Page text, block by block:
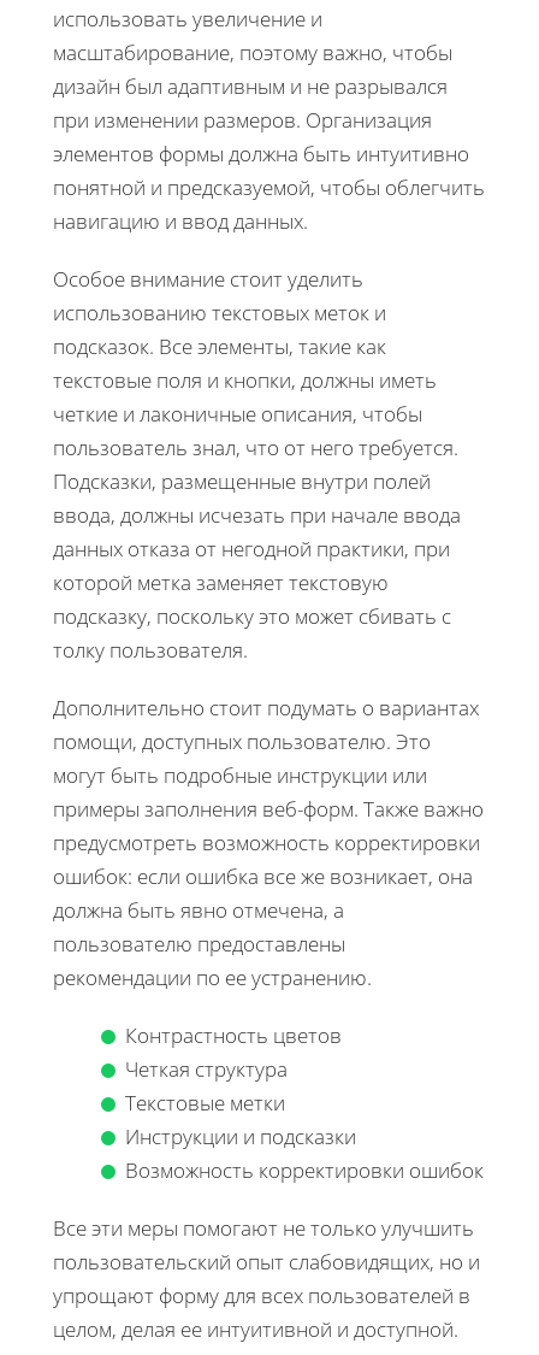
использовать увеличение и
масштабирование, поэтому важно, чтобы
дизайн был адаптивным и не разрывался
при изменении размеров. Организация
элементов формы должна быть интуитивно
понятной и предсказуемой, чтобы облегчить
навигацию и ввод данных.
Особое внимание стоит уделить
использованию текстовых меток и
подсказок. Все элементы, такие как
текстовые поля и кнопки, должны иметь
четкие и лаконичные описания, чтобы
пользователь знал, что от него требуется.
Подсказки, размещенные внутри полей
ввода, должны исчезать при начале ввода
данных отказа от негодной практики, при
которой метка заменяет текстовую
подсказку, поскольку это может сбивать с
толку пользователя.
Дополнительно стоит подумать о вариантах
помощи, доступных пользователю. Это
могут быть подробные инструкции или
примеры заполнения веб-форм. Также важно
предусмотреть возможность корректировки
ошибок: если ошибка все же возникает, она
должна быть явно отмечена, а
пользователю предоставлены
рекомендации по ее устранению.
Контрастность цветов
Четкая структура
Текстовые метки
Инструкции и подсказки
Возможность корректировки ошибок
Все эти меры помогают не только улучшить
пользовательский опыт слабовидящих, но и
упрощают форму для всех пользователей в
целом, делая ее интуитивной и доступной.